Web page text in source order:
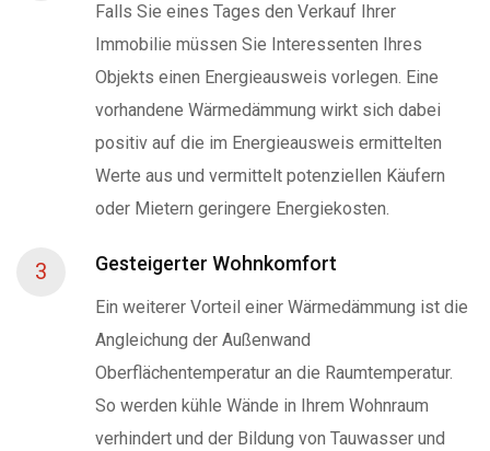
Falls Sie eines Tages den Verkauf Ihrer
Immobilie müssen Sie Interessenten Ihres
Objekts einen Energieausweis vorlegen. Eine
vorhandene Wärmedämmung wirkt sich dabei
positiv auf die im Energieausweis ermittelten
Werte aus und vermittelt potenziellen Käufern
oder Mietern geringere Energiekosten.
3 Gesteigerter Wohnkomfort
Ein weiterer Vorteil einer Wärmedämmung ist die
Angleichung der Außenwand
Oberflächentemperatur an die Raumtemperatur.
So werden kühle Wände in Ihrem Wohnraum
verhindert und der Bildung von Tauwasser und